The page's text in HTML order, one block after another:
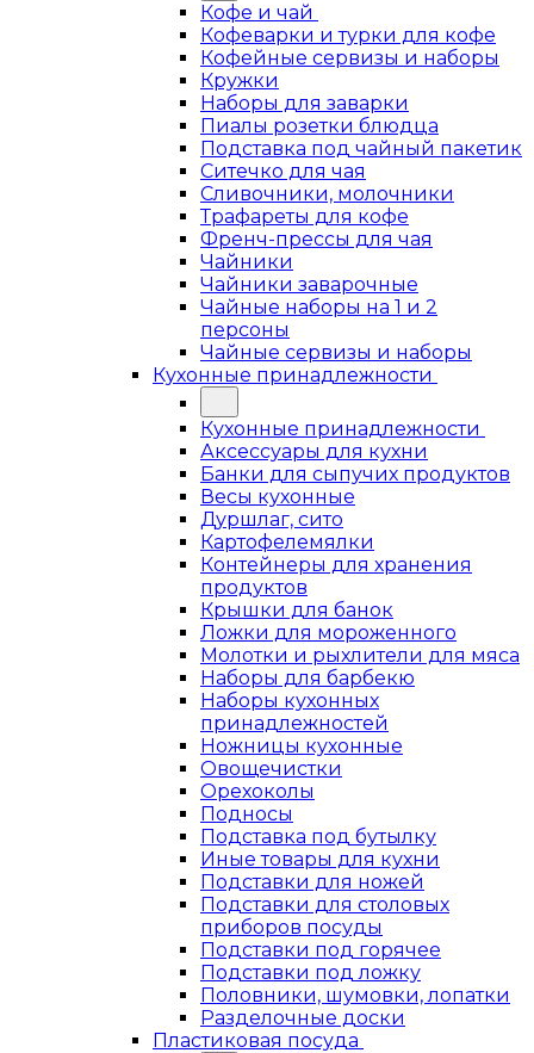
Кофе и чай
Кофеварки и турки для кофе
Кофейные сервизы и наборы
Кружки
Наборы для заварки
Пиалы розетки блюдца
Подставка под чайный пакетик
Ситечко для чая
Сливочники, молочники
Трафареты для кофе
Френч-прессы для чая
Чайники
Чайники заварочные
Чайные наборы на 1 и 2
персоны
Чайные сервизы и наборы
Кухонные принадлежности
Кухонные принадлежности
Аксессуары для кухни
Банки для сыпучих продуктов
Весы кухонные
Дуршлаг, сито
Картофелемялки
Контейнеры для хранения
продуктов
Крышки для банок
Ложки для мороженного
Молотки и рыхлители для мяса
Наборы для барбекю
Наборы кухонных
принадлежностей
Ножницы кухонные
Овощечистки
Орехоколы
Подносы
Подставка под бутылку
Иные товары для кухни
Подставки для ножей
Подставки для столовых
приборов посуды
Подставки под горячее
Подставки под ложку
Половники, шумовки, лопатки
Разделочные доски
Пластиковая посуда